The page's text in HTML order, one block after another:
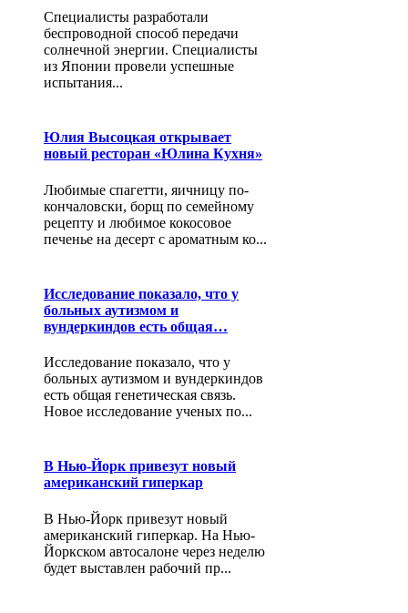
Специалисты разработали
беспроводной способ передачи
солнечной энергии. Специалисты
из Японии провели успешные
испытания...
Юлия Высоцкая открывает
новый ресторан «Юлина Кухня»
Любимые спагетти, яичницу по-
кончаловски, борщ по семейному
рецепту и любимое кокосовое
печенье на десерт с ароматным ко...
Исследование показало, что у
больных аутизмом и
вундеркиндов есть общая…
Исследование показало, что у
больных аутизмом и вундеркиндов
есть общая генетическая связь.
Новое исследование ученых по...
В Нью-Йорк привезут новый
американский гиперкар
В Нью-Йорк привезут новый
американский гиперкар. На Нью-
Йоркском автосалоне через неделю
будет выставлен рабочий пр...